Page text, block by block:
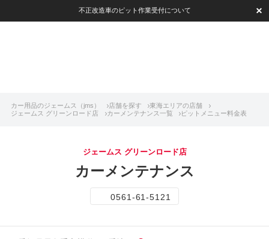
不正改造車のピット作業受付について
カー用品のジェームス（jms） 店舗を探す
東海エリアの店舗
ジェームス グリーンロード店
カーメンテナンス一覧 ピットメニュー料金表
ジェームス グリーンロード店
カーメンテナンス
0561-61-5121